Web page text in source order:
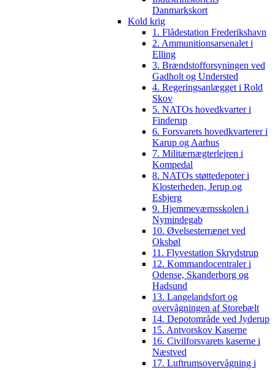
Danmarkskort
Kold krig
1. Flådestation Frederikshavn
2. Ammunitionsarsenalet i
Elling
3. Brændstofforsyningen ved
Gadholt og Understed
4. Regeringsanlægget i Rold
Skov
5. NATOs hovedkvarter i
Finderup
6. Forsvarets hovedkvarterer i
Karup og Aarhus
7. Militærnægterlejren i
Kompedal
8. NATOs støttedepoter i
Klosterheden, Jerup og
Esbjerg
9. Hjemmeværnsskolen i
Nymindegab
10. Øvelsesterrænet ved
Oksbøl
11. Flyvestation Skrydstrup
12. Kommandocentraler i
Odense, Skanderborg og
Hadsund
13. Langelandsfort og
overvågningen af Storebælt
14. Depotområde ved Jyderup
15. Antvorskov Kaserne
16. Civilforsvarets kaserne i
Næstved
17. Luftrumsovervågning i